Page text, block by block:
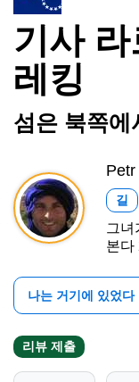
기사
레킹
섬은 북쪽에
길
그녀
본다
나는 거기에 있었다
리뷰 제출